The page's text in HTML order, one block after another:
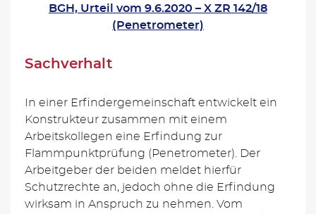
BGH, Urteil vom 9.6.2020 – X ZR 142/18
(Penetrometer)
Sachverhalt
In einer Erfindergemeinschaft entwickelt ein
Konstrukteur zusammen mit einem
Arbeitskollegen eine Erfindung zur
Flammpunktprüfung (Penetrometer). Der
Arbeitgeber der beiden meldet hierfür
Schutzrechte an, jedoch ohne die Erfindung
wirksam in Anspruch zu nehmen. Vom